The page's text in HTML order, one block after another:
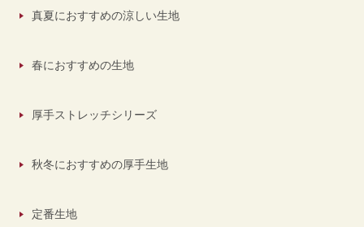
真夏におすすめの涼しい生地
春におすすめの生地
厚手ストレッチシリーズ
秋冬におすすめの厚手生地
定番生地